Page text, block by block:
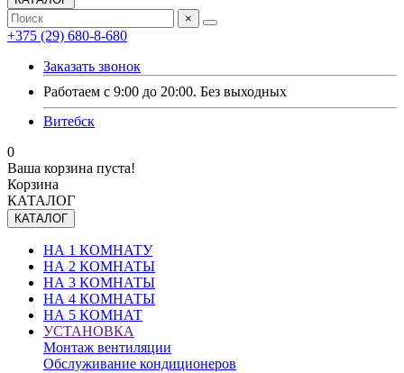
×
+375 (29) 680-8-680
Заказать звонок
Работаем с 9:00 до 20:00. Без выходных
Витебск
0
Ваша корзина пуста!
Корзина
КАТАЛОГ
КАТАЛОГ
НА 1 КОМНАТУ
НА 2 КОМНАТЫ
НА 3 КОМНАТЫ
НА 4 КОМНАТЫ
НА 5 КОМНАТ
УСТАНОВКА
Монтаж вентиляции
Обслуживание кондиционеров